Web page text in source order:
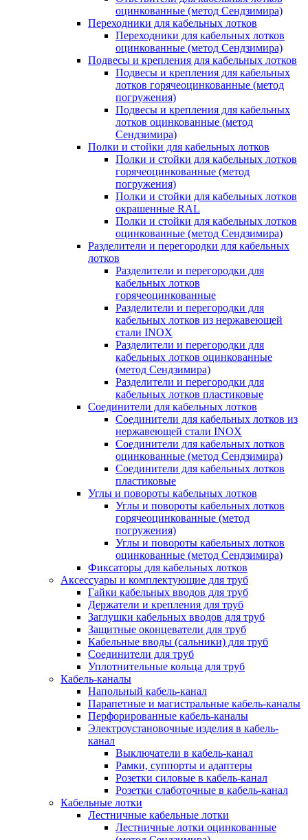
оцинкованные (метод Сендзимира)
Переходники для кабельных лотков
Переходники для кабельных лотков
оцинкованные (метод Сендзимира)
Подвесы и крепления для кабельных лотков
Подвесы и крепления для кабельных
лотков горячеоцинкованные (метод
погружения)
Подвесы и крепления для кабельных
лотков оцинкованные (метод
Сендзимира)
Полки и стойки для кабельных лотков
Полки и стойки для кабельных лотков
горячеоцинкованные (метод
погружения)
Полки и стойки для кабельных лотков
окрашенные RAL
Полки и стойки для кабельных лотков
оцинкованные (метод Сендзимира)
Разделители и перегородки для кабельных
лотков
Разделители и перегородки для
кабельных лотков
горячеоцинкованные
Разделители и перегородки для
кабельных лотков из нержавеющей
стали INOX
Разделители и перегородки для
кабельных лотков оцинкованные
(метод Сендзимира)
Разделители и перегородки для
кабельных лотков пластиковые
Соединители для кабельных лотков
Соединители для кабельных лотков из
нержавеющей стали INOX
Соединители для кабельных лотков
оцинкованные (метод Сендзимира)
Соединители для кабельных лотков
пластиковые
Углы и повороты кабельных лотков
Углы и повороты кабельных лотков
горячеоцинкованные (метод
погружения)
Углы и повороты кабельных лотков
оцинкованные (метод Сендзимира)
Фиксаторы для кабельных лотков
Аксессуары и комплектующие для труб
Гайки кабельных вводов для труб
Держатели и крепления для труб
Заглушки кабельных вводов для труб
Защитные оконцеватели для труб
Кабельные вводы (сальники) для труб
Соединители для труб
Уплотнительные кольца для труб
Кабель-каналы
Напольный кабель-канал
Парапетные и магистральные кабель-каналы
Перфорированные кабель-каналы
Электроустановочные изделия в кабель-
канал
Выключатели в кабель-канал
Рамки, суппорты и адаптеры
Розетки силовые в кабель-канал
Розетки слаботочные в кабель-канал
Кабельные лотки
Лестничные кабельные лотки
Лестничные лотки оцинкованные